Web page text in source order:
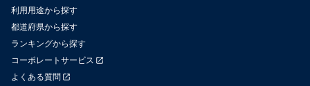
利用用途から探す
都道府県から探す
ランキングから探す
コーポレートサービス
よくある質問